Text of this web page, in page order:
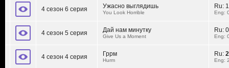
4 сезон 6 серия Ужасно выглядишь
You Look Horrible
Ru:
Eng:
4 сезон 5 серия Дай нам минутку
Give Us a Moment
Ru:
Eng:
4 сезон 4 серия Гррм
Hurm
Ru:
Eng: